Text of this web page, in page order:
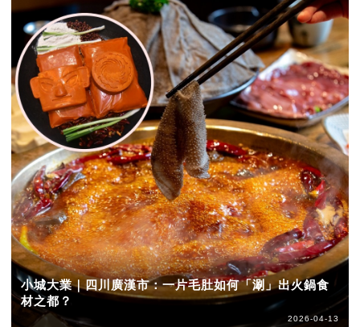
小城大業｜四川廣漢市：一片毛肚如何「涮」出火鍋食
材之都？
2026-04-13